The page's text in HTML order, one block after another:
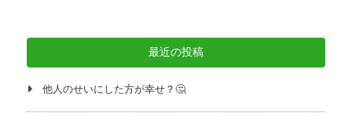
最近の投稿
他人のせいにした方が幸せ？🤔